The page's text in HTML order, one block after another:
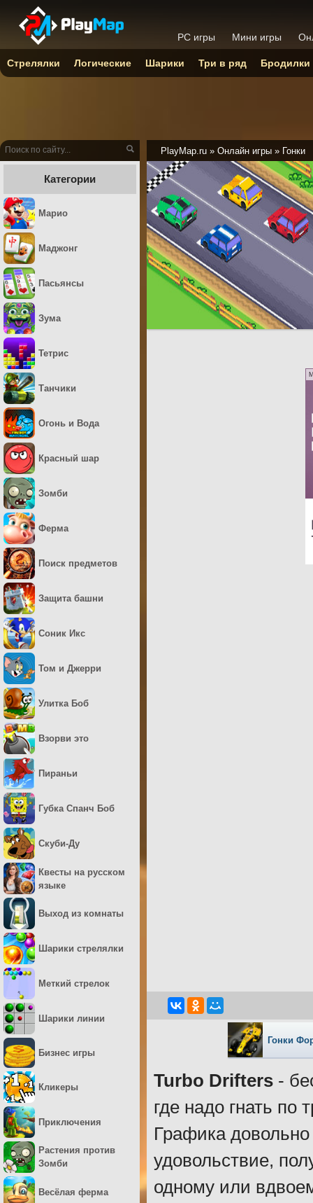
PlayMap.ru » Онлайн игры » Гонки
Гонки
Turbo Drifters -
где надо гнать
Графика
удовольствие,
одному или
Категории
Марио
Маджонг
Пасьянсы
Зума
Тетрис
Танчики
Огонь и Вода
Красный шар
Зомби
Ферма
Поиск предметов
Защита башни
Соник Икс
Том и Джерри
Улитка Боб
Взорви это
Пираньи
Губка Спанч Боб
Скуби-Ду
Квесты на русском
языке
Выход из комнаты
Шарики стрелялки
Меткий стрелок
Шарики линии
Бизнес игры
Кликеры
Приключения
Растения против
Зомби
Весёлая ферма
PC игры Мини игры
Стрелялки Логические Шарики Три в ряд Бродилки